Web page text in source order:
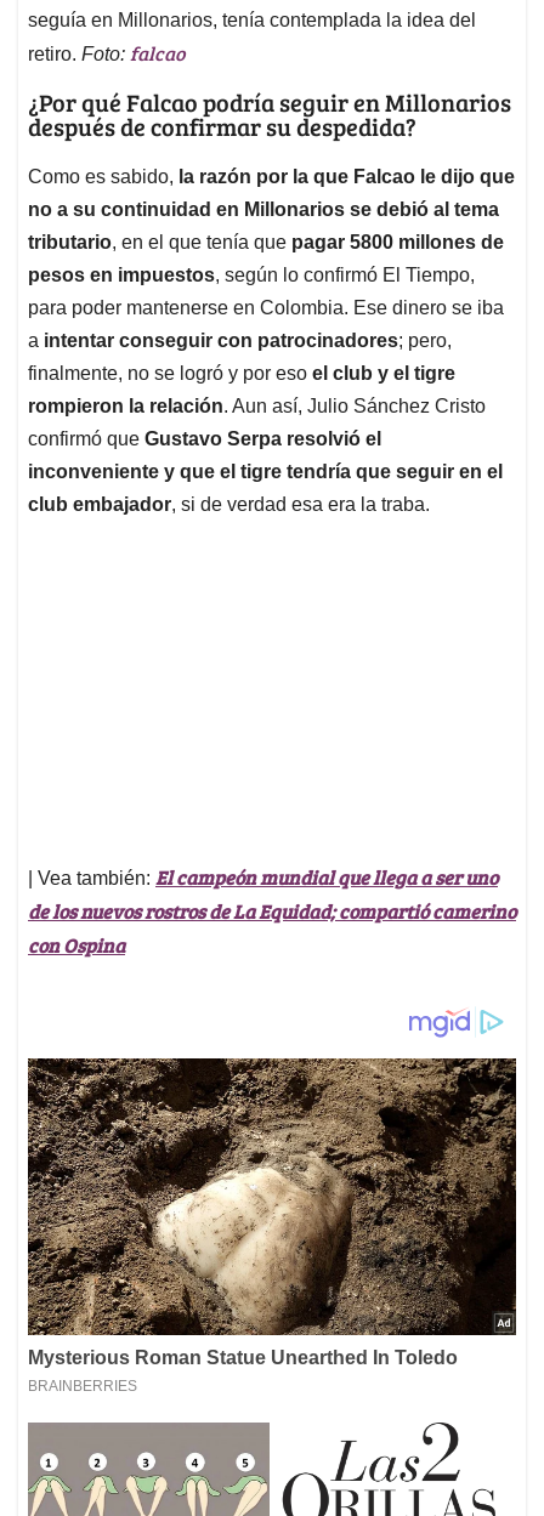
seguía en Millonarios, tenía contemplada la idea del
retiro. Foto: falcao
¿Por qué Falcao podría seguir en Millonarios
después de confirmar su despedida?
Como es sabido, la razón por la que Falcao le dijo que
no a su continuidad en Millonarios se debió al tema
tributario, en el que tenía que pagar 5800 millones de
pesos en impuestos, según lo confirmó El Tiempo,
para poder mantenerse en Colombia. Ese dinero se iba
a intentar conseguir con patrocinadores; pero,
finalmente, no se logró y por eso el club y el tigre
rompieron la relación. Aun así, Julio Sánchez Cristo
confirmó que Gustavo Serpa resolvió el
inconveniente y que el tigre tendría que seguir en el
club embajador, si de verdad esa era la traba.
| Vea también: El campeón mundial que llega a ser uno
de los nuevos rostros de La Equidad; compartió camerino
con Ospina